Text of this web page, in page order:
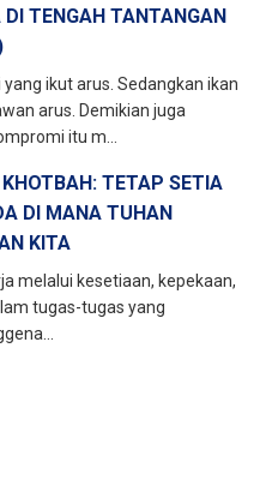
TENGAH TANTANGAN
yang ikut arus. Sedangkan ikan
arus. Demikian juga
itu m...
TETAP SETIA
DI MANA TUHAN
KITA
melalui kesetiaan, kepekaan,
tugas-tugas yang